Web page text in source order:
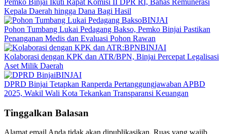
Kepala Daerah hingga Dana Bagi Hasil
BINJAI
Pohon Tumbang Lukai Pedagang Bakso, Pemko Binjai Pastikan
Penanganan Medis dan Evaluasi Pohon Rawan
BINJAI
Kolaborasi dengan KPK dan ATR/BPN, Binjai Percepat Legalisasi
Aset Milik Daerah
BINJAI
DPRD Binjai Tetapkan Ranperda Pertanggungjawaban APBD
2025, Wakil Wali Kota Tekankan Transparansi Keuangan
Tinggalkan Balasan